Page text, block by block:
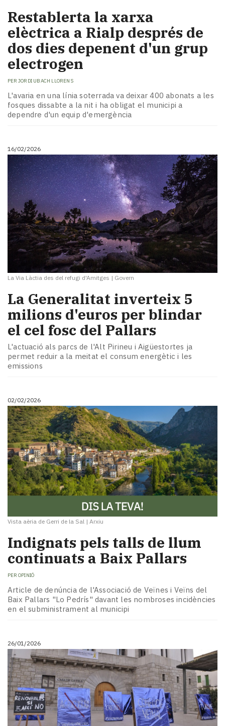
Restablerta la xarxa
elèctrica a Rialp després de
dos dies depenent d'un grup
electrogen
PER JORDI UBACH LLORENS
L'avaria en una línia soterrada va deixar 400 abonats a les
fosques dissabte a la nit i ha obligat el municipi a
dependre d'un equip d'emergència
16/02/2026
La Via Làctia des del refugi d'Amitges | Govern
La Generalitat inverteix 5
milions d'euros per blindar
el cel fosc del Pallars
L'actuació als parcs de l'Alt Pirineu i Aigüestortes ja
permet reduir a la meitat el consum energètic i les
emissions
02/02/2026
Vista aèria de Gerri de la Sal | Arxiu
Indignats pels talls de llum
continuats a Baix Pallars
PER OPINIÓ
Article de denúncia de l'Associació de Veïnes i Veïns del
Baix Pallars "Lo Pedrís" davant les nombroses incidències
en el subministrament al municipi
26/01/2026